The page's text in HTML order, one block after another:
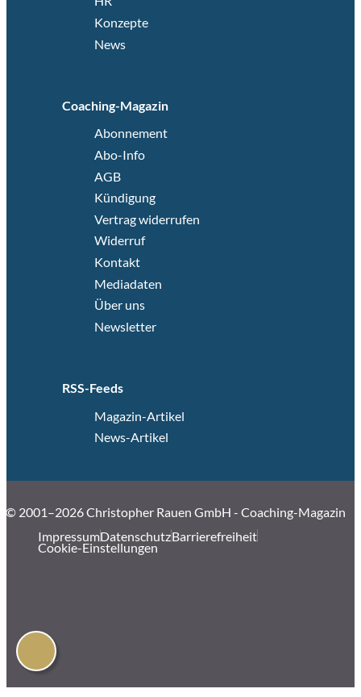
Konzepte
News
Coaching-Magazin
Abonnement
Abo-Info
AGB
Kündigung
Vertrag widerrufen
Widerruf
Kontakt
Mediadaten
Über uns
Newsletter
RSS-Feeds
Magazin-Artikel
News-Artikel
© 2001–2026 Christopher Rauen GmbH - Coaching-Magazin
ImpressumDatenschutzBarrierefreiheit
Cookie-Einstellungen